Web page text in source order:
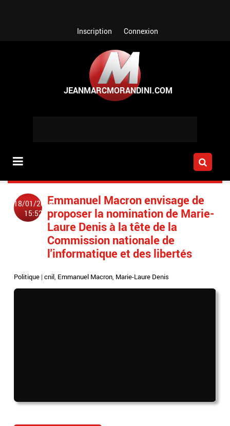
Inscription Connexion
18/01/2019
15:52
Emmanuel Macron envisage de
proposer la nomination de Marie-
Laure Denis à la tête de la
Commission nationale de
l'informatique et des libertés
Politique |cnil, Emmanuel Macron, Marie-Laure Denis